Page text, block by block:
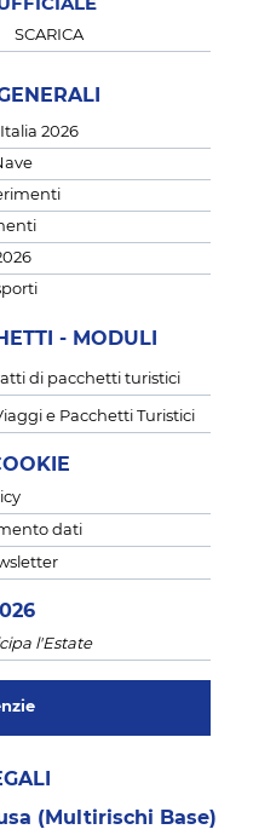
SCARICA
2026
- MODULI
di pacchetti turistici
e Pacchetti Turistici
dati
l'Estate
(Multirischi Base)